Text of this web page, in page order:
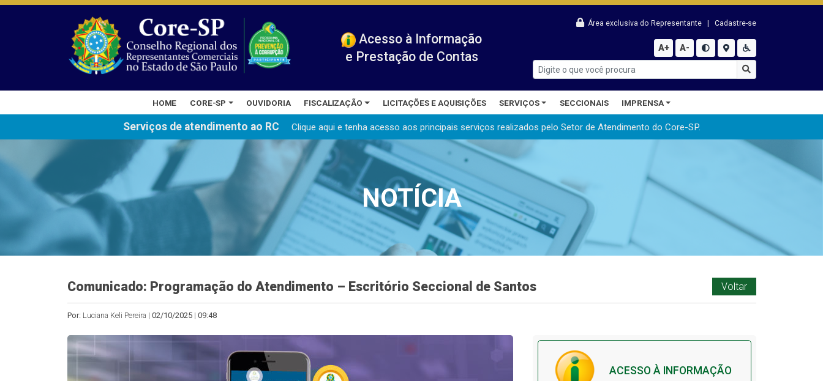
Acesso à Informação
e Prestação de Contas
Área exclusiva do Representante Cadastre-se
A+ A-
HOME CORE-SP OUVIDORIA FISCALIZAÇÃO LICITAÇÕES E AQUISIÇÕES SERVIÇOS SECCIONAIS IMPRENSA
Serviços de atendimento ao RC Clique aqui e tenha acesso aos principais serviços realizados pelo Setor de Atendimento do Core-SP.
NOTÍCIA
Comunicado: Programação do Atendimento – Escritório Seccional de Santos Voltar
Por: Luciana Keli Pereira | 02/10/2025| 09:48
ACESSO À INFORMAÇÃO